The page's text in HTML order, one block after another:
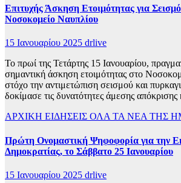
Επιτυχής Άσκηση Ετοιμότητας για
Νοσοκομείο Ναυπλίου
15 Ιανουαρίου 2025 drlive
Το πρωί της Τετάρτης 15 Ιανουαρίου,
σημαντική άσκηση ετοιμότητας στο
στόχο την αντιμετώπιση σεισμού και
δοκίμασε τις δυνατότητες άμεσης
ΑΡΧΙΚΗ ΕΙΔΗΣΕΙΣ ΟΛΑ ΤΑ ΝΕΑ ΤΗΣ
Πρώτη Ονομαστική Ψηφοφορία για την
Δημοκρατίας, το Σάββατο 25 Ιανουαρίου
15 Ιανουαρίου 2025 drlive